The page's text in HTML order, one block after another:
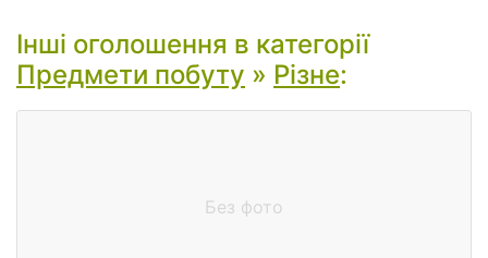
Інші оголошення в категорії
Предмети побуту » Різне:
Без фото